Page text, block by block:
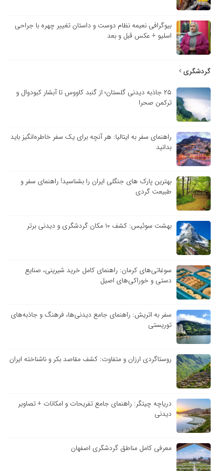
بیوگرافی نعیمه نظام دوست و داستان تغییر چهره با جراحی
اسلیو + عکس قبل و بعد
گردشگری
۲۵ جاذبه دیدنی گلستان؛ از گنبد کاووس تا آبشار کبودوال و
ترکمن صحرا
راهنمای سفر به ایتالیا: هر آنچه برای یک سفر خاطره‌انگیز باید
بدانید
بهترین پارک های جنگلی ایران را بشناسید! راهنمای سفر و
طبیعت گردی
بهشت سوئیس: کشف ۱۰ مکان گردشگری و دیدنی برتر
سوغاتی‌های کرمان: راهنمای کامل خرید شیرینی، صنایع
دستی و خوراکی‌های اصیل
سفر به اتریش: راهنمای جامع دیدنی‌ها، فرهنگ و جاذبه‌های
توریستی
روستاگردی ارزان و متفاوت: کشف مقاصد بکر و ناشناخته ایران
دریاچه چیتگر: راهنمای جامع تفریحات و امکانات + تصاویر
دیدنی
معرفی کامل مناطق گردشگری اصفهان